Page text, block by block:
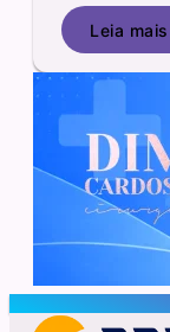
Leia mais